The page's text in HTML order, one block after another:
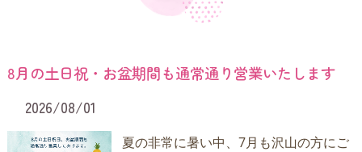
8月の土日祝・お盆期間も通常通り営業いたします
2026/08/01
夏の非常に暑い中、7月も沢山の方にご